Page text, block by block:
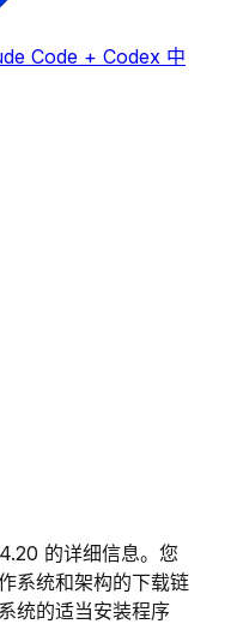
Code + Codex 中
的详细信息。您
系统和架构的下载链
统的适当安装程序